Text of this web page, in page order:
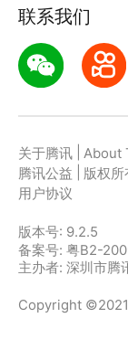
联系我们
关于腾讯 About
腾讯公益
版权所
用户协议
版本号: 9.2.5
备案号: 粤B2-
主办者: 深圳市腾
Copyright